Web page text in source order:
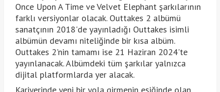
Once Upon A Time ve Velvet Elephant şarkılarının
farklı versiyonlar olacak. Outtakes 2 albümü
sanatçının 2018'de yayınladığı Outtakes isimli
albümün devamı niteliğinde bir kısa albüm.
Outtakes 2'nin tamamı ise 21 Haziran 2024'te
yayınlanacak. Albümdeki tüm şarkılar yalnızca
dijital platformlarda yer alacak.
Kariyerinde yeni bir yola girmenin eşiğinde olan